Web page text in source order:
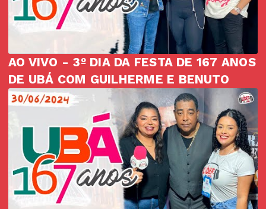
AO VIVO - 3º DIA DA FESTA DE 167 ANOS
DE UBÁ COM GUILHERME E BENUTO